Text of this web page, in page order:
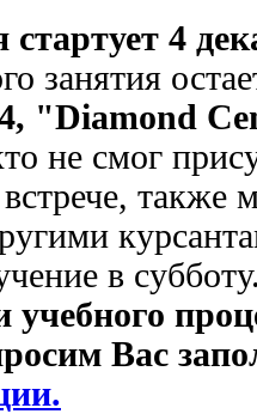
4
занятия
"Diamond
не смог
также
в
Вас